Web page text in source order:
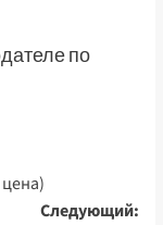
по
Следующий: